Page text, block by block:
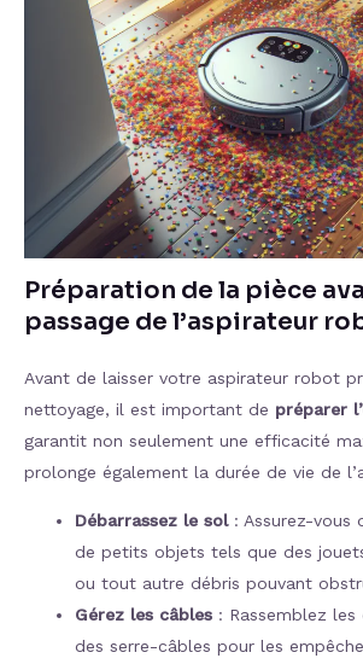
Préparation de la pièce
passage de l’aspirateur
Avant de laisser votre aspirateur robot
nettoyage, il est important de préparer
garantit non seulement une efficacité
prolonge également la durée de vie de
Débarrassez le sol: Assurez-vous
de petits objets tels que des
ou tout autre débris pouvant
Gérez les câbles : Rassemblez
des serre-câbles pour les